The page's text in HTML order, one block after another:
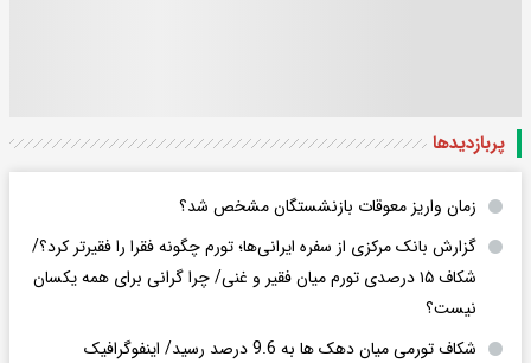
پربازدید‌ها
زمان واریز معوقات بازنشستگان مشخص شد؟
گزارش بانک مرکزی از سفره ایرانی‌ها؛ تورم چگونه فقرا را فقیرتر کرد؟/
شکاف ۱۵ درصدی تورم میان فقیر و غنی/ چرا گرانی برای همه یکسان
نیست؟
شکاف تورمی میان دهک ها به 9.6 درصد رسید/ اینفوگرافیک